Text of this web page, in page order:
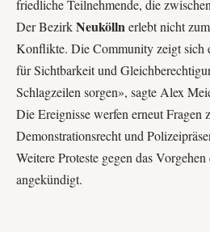
friedliche Teilnehmende, die
Der BezirkNeuköllnerlebt nicht
Konflikte. Die Community zeigt sich
für Sichtbarkeit und
Schlagzeilen sorgen», sagte Alex
Die Ereignisse werfen erneut Fragen
Demonstrationsrecht und
Weitere Proteste gegen das
angekündigt.